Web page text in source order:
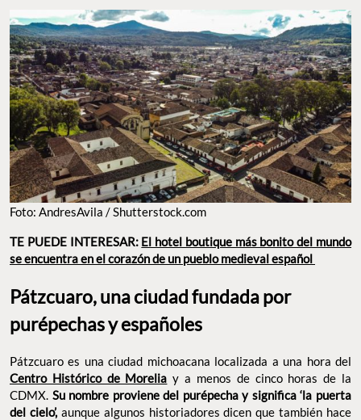
Foto: AndresAvila / Shutterstock.com
TE PUEDE INTERESAR: El hotel boutique más bonito del mundo
se encuentra en el corazón de un pueblo medieval español
Pátzcuaro, una ciudad fundada por
purépechas y españoles
Pátzcuaro es una ciudad michoacana localizada a una hora del
Centro Histórico de Morelia y a menos de cinco horas de la
CDMX. Su nombre proviene del purépecha y significa ‘la puerta
del cielo’,aunque algunos historiadores dicen que también hace